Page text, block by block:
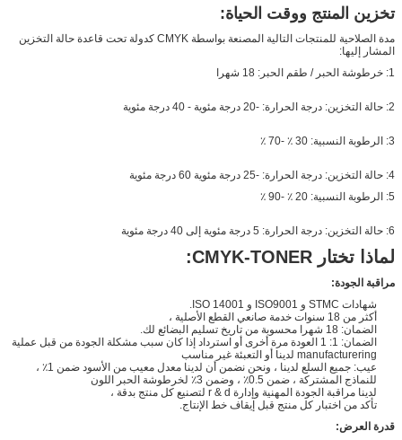
تخزين المنتج ووقت الحياة:
مدة الصلاحية للمنتجات التالية المصنعة بواسطة CMYK كدولة تحت قاعدة حالة التخزين
المشار إليها:
1: خرطوشة الحبر / طقم الحبر: 18 شهرا
2: حالة التخزين: درجة الحرارة: -20 درجة مئوية - 40 درجة مئوية
3: الرطوبة النسبية: 30 ٪ -70 ٪
4: حالة التخزين: درجة الحرارة: -25 درجة مئوية 60 درجة مئوية
5: الرطوبة النسبية: 20 ٪ -90 ٪
6: حالة التخزين: درجة الحرارة: 5 درجة مئوية إلى 40 درجة مئوية
لماذا تختار CMYK-TONER:
مراقبة الجودة:
شهادات STMC و ISO9001 و ISO 14001.
أكثر من 18 سنوات خدمة صانعي القطع الأصلية ،
الضمان: 18 شهرا محسوبة من تاريخ تسليم البضائع لك.
الضمان: 1: 1 العودة مرة أخرى أو استرداد إذا كان سبب مشكلة الجودة من قبل عملية
manufacturering لدينا أو التعبئة غير مناسب
عيب: جميع السلع لدينا ، ونحن نضمن أن لدينا معدل معيب من الأسود ضمن 1٪ ،
للنماذج المشتركة ، ضمن 0.5٪ ، وضمن 3٪ لخرطوشة الحبر اللون
لدينا مراقبة الجودة المهنية وإدارة r & d لتصنيع كل منتج بدقة ،
تأكد من اختبار كل منتج قبل إيقاف خط الإنتاج.
قدرة العرض: